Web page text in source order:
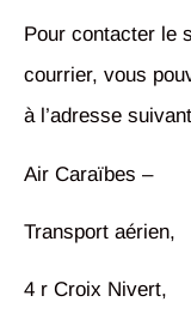
Pour contacter le
courrier, vous
à l’adresse
Air Caraïbes –
Transport aérien,
4 r Croix Nivert,